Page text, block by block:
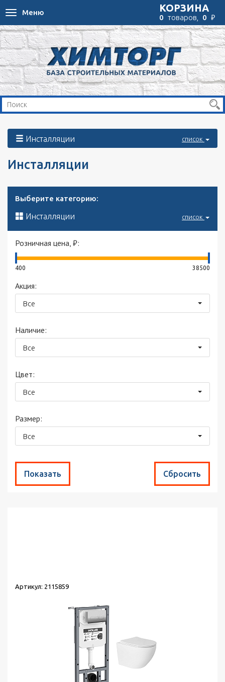
Toggle
navigation
Меню КОРЗИНА
0 товаров, 0 ₽
Инсталляции список
Инсталляции
Выберите категорию:
Инсталляции список
Розничная цена, ₽:
400 38500
Акция:
Все
Наличие:
Все
Цвет:
Все
Размер:
Все
Артикул: 2115859